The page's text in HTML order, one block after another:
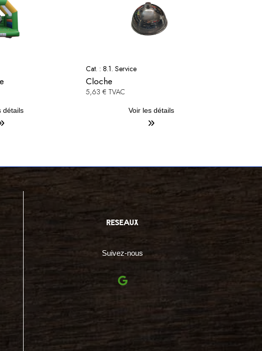
détails
Cat. :8.1. Service
Cloche
5,63 € TVAC
Voir les détails
reseaux
Suivez-nous